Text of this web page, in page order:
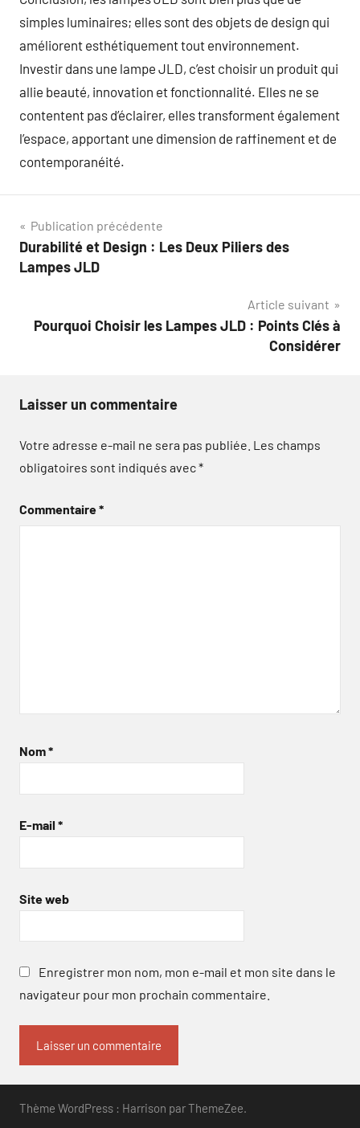
simples luminaires; elles sont des objets de design qui
améliorent esthétiquement tout environnement.
Investir dans une lampe JLD, c’est choisir un produit qui
allie beauté, innovation et fonctionnalité. Elles ne se
contentent pas d’éclairer, elles transforment également
l’espace, apportant une dimension de raffinement et de
contemporanéité.
Navigation
de
Publication précédente
Durabilité et Design : Les Deux Piliers des
Lampes JLD
Article suivant
Pourquoi Choisir les Lampes JLD : Points Clés à
Considérer
Laisser un commentaire
Votre adresse e-mail ne sera pas publiée. Les champs
obligatoires sont indiqués avec*
Commentaire*
Nom*
E-mail *
Site web
Enregistrer mon nom, mon e-mail et mon site dans le
navigateur pour mon prochain commentaire.
Thème WordPress : Harrison par ThemeZee.